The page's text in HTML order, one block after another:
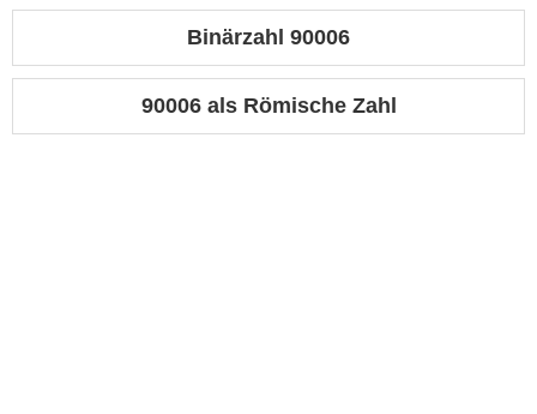
Binärzahl 90006
90006 als Römische Zahl